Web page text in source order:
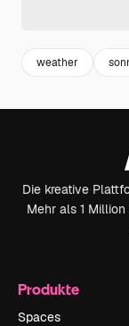
weather
Die kreative
Mehr als 1
Produkte
Spaces